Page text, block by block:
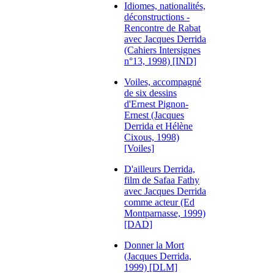
Idiomes, nationalités,
déconstructions -
Rencontre de Rabat
avec Jacques Derrida
(Cahiers Intersignes
n°13, 1998) [IND]
Voiles, accompagné
de six dessins
d'Ernest Pignon-
Ernest (Jacques
Derrida et Hélène
Cixous, 1998)
[Voiles]
D'ailleurs Derrida,
film de Safaa Fathy
avec Jacques Derrida
comme acteur (Ed
Montparnasse, 1999)
[DAD]
Donner la Mort
(Jacques Derrida,
1999) [DLM]